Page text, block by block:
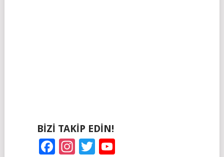
BIZI TAKIP EDIN!
Facebook
Instagram
Twitter